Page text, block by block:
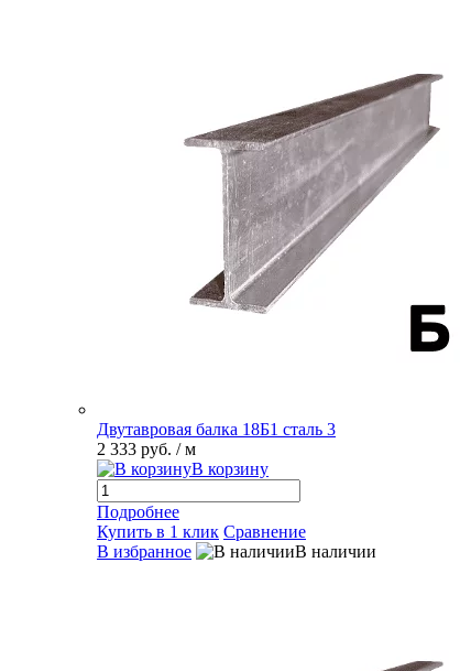
Двутавровая балка 18Б1 сталь 3
2 333 руб. / м
В корзину
Подробнее
Купить в 1 клик Сравнение
В избранное
В наличии